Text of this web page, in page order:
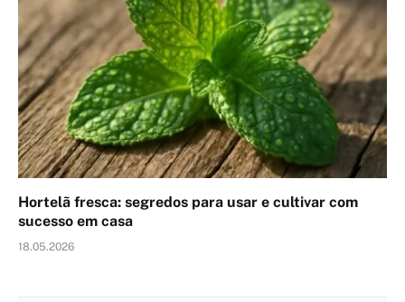
Hortelã fresca: segredos para usar e cultivar com
sucesso em casa
18.05.2026